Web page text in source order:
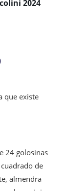
2024
que existe
24 golosinas
de
almendra